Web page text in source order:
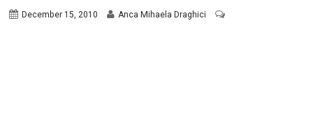
December 15, 2010 Anca Mihaela Draghici